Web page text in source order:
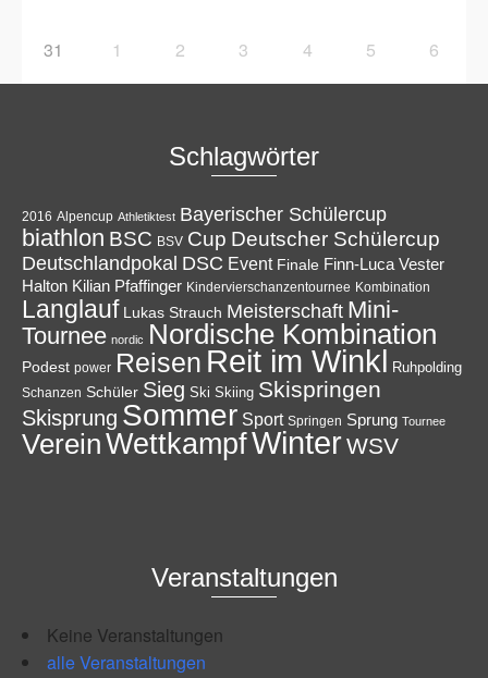
31 1 2 3 4 5 6
Schlagwörter
2016 Alpencup Athletiktest Bayerischer Schülercup
biathlon BSC BSV Cup Deutscher Schülercup
Deutschlandpokal DSC Event Finale Finn-Luca Vester
Halton Kilian Pfaffinger Kindervierschanzentournee Kombination
Langlauf Lukas Strauch Meisterschaft Mini-
Tournee nordic Nordische Kombination
Podest power Reisen Reit im Winkl Ruhpolding
Schanzen Schüler Sieg Ski Skiing Skispringen
Skisprung Sommer Sport Springen Sprung Tournee
VereinWettkampfWinterWSV
Veranstaltungen
Keine Veranstaltungen
alle Veranstaltungen